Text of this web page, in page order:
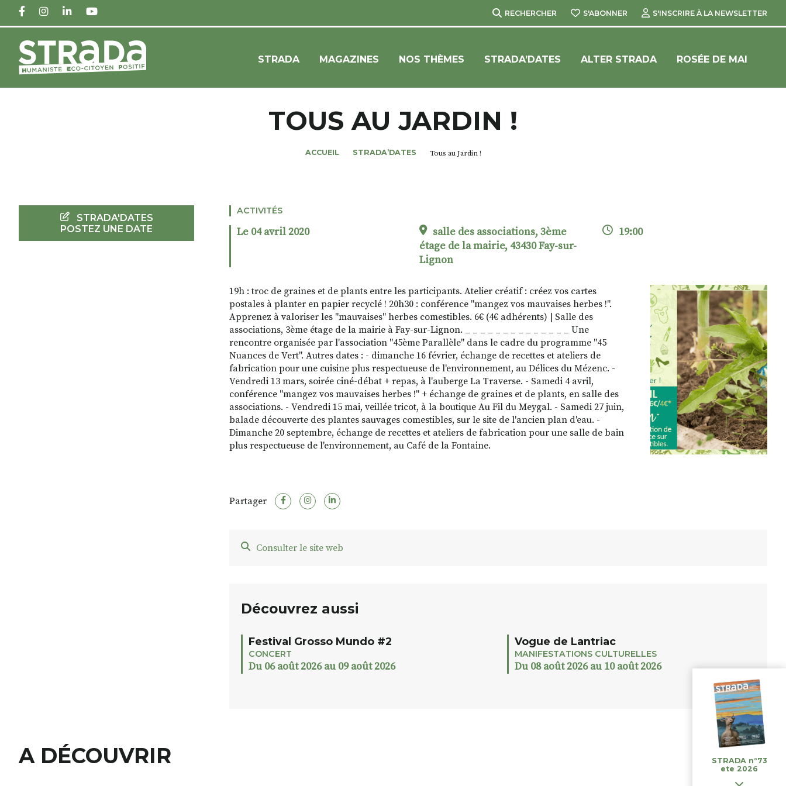
FACEBOOKINSTAGRAM
LINKEDINYOUTUBE RECHERCHER S'ABONNER S'INSCRIRE À LA NEWSLETTER
STRADA MAGAZINES NOS THÈMES STRADA’DATES ALTER STRADA ROSÉE DE MAI
TOUS AU JARDIN !
ACCUEIL STRADA’DATES Tous au Jardin !
ACTIVITÉS
Le 04 avril 2020
salle des associations, 3ème
étage de la mairie, 43430 Fay-sur-
Lignon
19:00
19h : troc de graines et de plants entre les participants. Atelier créatif : créez vos cartes
postales à planter en papier recyclé ! 20h30 : conférence "mangez vos mauvaises herbes !".
Apprenez à valoriser les "mauvaises" herbes comestibles. 6€ (4€ adhérents) | Salle des
associations, 3ème étage de la mairie à Fay-sur-Lignon. _ _ _ _ _ _ _ _ _ _ _ _ _ _ Une
rencontre organisée par l'association "45ème Parallèle" dans le cadre du programme "45
Nuances de Vert". Autres dates : - dimanche 16 février, échange de recettes et ateliers de
fabrication pour une cuisine plus respectueuse de l'environnement, au Délices du Mézenc. -
Vendredi 13 mars, soirée ciné-débat + repas, à l'auberge La Traverse. - Samedi 4 avril,
conférence "mangez vos mauvaises herbes !" + échange de graines et de plants, en salle des
associations. - Vendredi 15 mai, veillée tricot, à la boutique Au Fil du Meygal. - Samedi 27 juin,
balade découverte des plantes sauvages comestibles, sur le site de l'ancien plan d'eau. -
Dimanche 20 septembre, échange de recettes et ateliers de fabrication pour une salle de bain
plus respectueuse de l'environnement, au Café de la Fontaine.
Partager
Consulter le site web
Découvrez aussi
Festival Grosso Mundo #2
CONCERT
Du 06 août 2026 au 09 août 2026
Vogue de Lantriac
MANIFESTATIONS CULTURELLES
Du 08 août 2026 au 10 août 2026
STRADA'DATES
POSTEZ UNE DATE
A DÉCOUVRIR
STRADA n°73
ete 2026